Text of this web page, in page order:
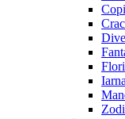
Flori
Iarna